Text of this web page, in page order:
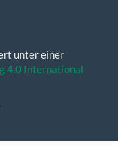
unter einer
4.0 International